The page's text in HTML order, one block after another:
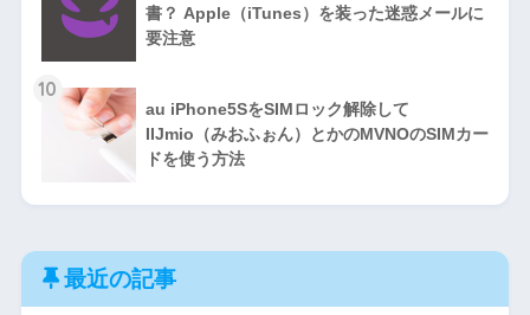
書？ Apple（iTunes）を装った迷惑メールに
要注意
10
au iPhone5SをSIMロック解除して
IIJmio（みおふぉん）とかのMVNOのSIMカー
ドを使う方法
最近の記事